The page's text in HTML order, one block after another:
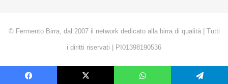
© Fermento Birra, dal 2007 il network dedicato alla birra di qualità | Tutti
i diritti riservati | PI01398190536